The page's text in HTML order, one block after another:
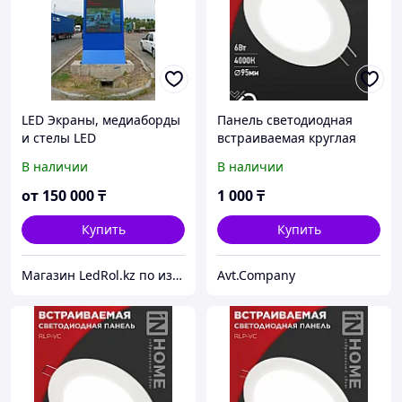
LED Экраны, медиаборды
и стелы LED
В наличии
от 150 000₸
Купить
Магазин LedRol.kz по изготовлению и продаже ЛЕД ЭКРАНОВ, видеонаблюдения, наружной рекламы. г.Алматы
Панель светодиодная
встраиваемая круглая
420Лм 95мм белая IP40 IN
HOME
В наличии
1 000₸
Купить
Avt.Company